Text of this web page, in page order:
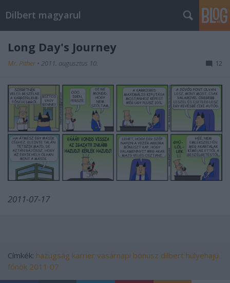
Dilbert magyarul
Long Day's Journey
Mr. Pither • 2011. augusztus 10. 12
2011-07-17
Címkék: hazugság karrier vasárnapi bónusz dilbert hülyehajú
főnök 2011 07